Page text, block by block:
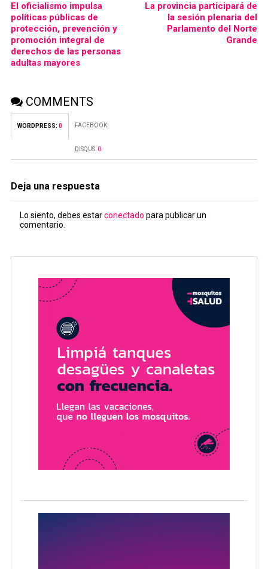
El oficialismo impulsa
políticas públicas de
protección, prevención y
promoción integral de
derechos de las personas
adultas mayores
La provincia participará de
la sesión plenaria del
Parlamento del Norte
Grande
COMMENTS
WORDPRESS: 0 FACEBOOK:
DISQUS: 0
Deja una respuesta
Lo siento, debes estarconectado para publicar un
comentario.